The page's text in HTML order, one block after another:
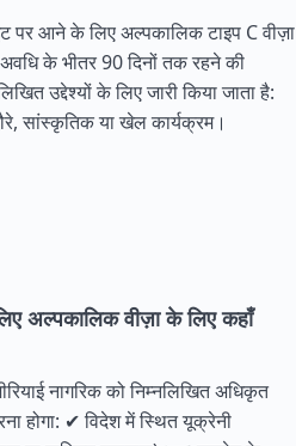
पर आने के लिए अल्पकालिक टाइप C वीज़ा
अवधि के भीतर 90 दिनों तक रहने की
उद्देश्यों के लिए जारी किया जाता है:
सांस्कृतिक या खेल कार्यक्रम।
अल्पकालिक वीज़ा के लिए कहाँ
नागरिक को निम्नलिखित अधिकृत
होगा: ✔ विदेश में स्थित यूक्रेनी